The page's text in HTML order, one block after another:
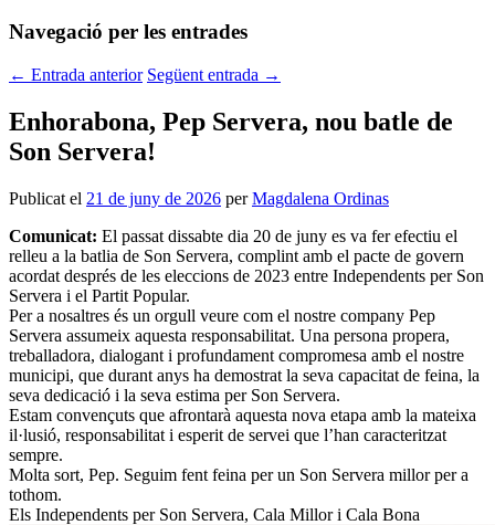
Navegació per les entrades
← Entrada anterior Següent entrada →
Enhorabona, Pep Servera, nou batle de
Son Servera!
Publicat el 21 de juny de 2026 perMagdalena Ordinas
Comunicat: El passat dissabte dia 20 de juny es va fer efectiu el
relleu a la batlia de Son Servera, complint amb el pacte de govern
acordat després de les eleccions de 2023 entre Independents per Son
Servera i el Partit Popular.
Per a nosaltres és un orgull veure com el nostre company Pep
Servera assumeix aquesta responsabilitat. Una persona propera,
treballadora, dialogant i profundament compromesa amb el nostre
municipi, que durant anys ha demostrat la seva capacitat de feina, la
seva dedicació i la seva estima per Son Servera.
Estam convençuts que afrontarà aquesta nova etapa amb la mateixa
il·lusió, responsabilitat i esperit de servei que l’han caracteritzat
sempre.
Molta sort, Pep. Seguim fent feina per un Son Servera millor per a
tothom.
Els Independents per Son Servera, Cala Millor i Cala Bona